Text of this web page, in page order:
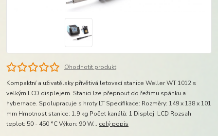
Ohodnotit produkt
Kompaktní a uživatělsky přívětivá letovací stanice Weller WT 1012 s
velkým LCD displejem. Stanici lze přepnout do řežimu spánku a
hybernace. Spolupracuje s hroty LT Specifikace: Rozměry: 149 x 138 x 101
mm Hmotnost stanice: 1.9 kg Počet kanálů: 1 Displej: LCD Rozsah
teplot: 50 - 450 °C Výkon: 90 W... celý popis